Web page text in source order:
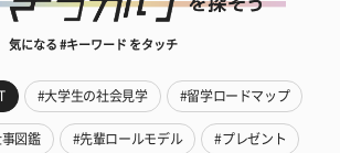
気になる #キーワード をタッチ
#大学生の社会見学 #留学ロードマップ
図鑑 #先輩ロールモデル #プレゼント